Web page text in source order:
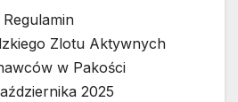
Regulamin
Zlotu Aktywnych
w Pakości
2025